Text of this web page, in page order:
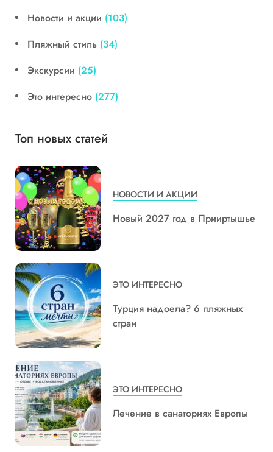
Новости и акции (103)
Пляжный стиль (34)
Экскурсии (25)
Это интересно (277)
Топ новых статей
НОВОСТИ И АКЦИИ
Новый 2027 год в Прииртышье
ЭТО ИНТЕРЕСНО
Турция надоела? 6 пляжных
стран
ЭТО ИНТЕРЕСНО
Лечение в санаториях Европы